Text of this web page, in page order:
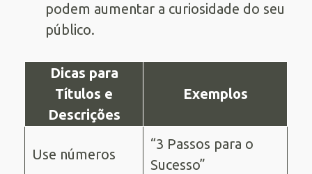
podem aumentar a curiosidade do seu
público.
Dicas para
Títulos e
Descrições
Exemplos
Use números
“3 Passos para o
Sucesso”